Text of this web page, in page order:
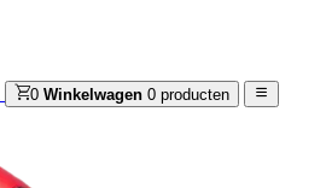
0 Winkelwagen 0 producten